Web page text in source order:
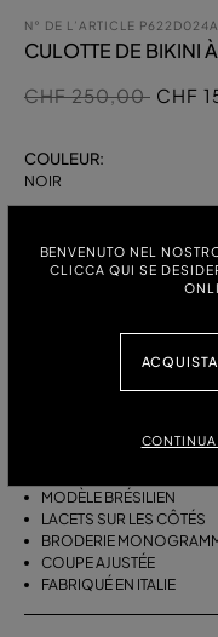
BENVENUTO NEL
CLICCA QUI SE
N° DE L’ARTICLE
CULOTTE DE BIKINI
Prix réduit de
CHF 250,00àCHF
COULEUR:
NOIR
M
MONOGRAMME B EN
MODÈLE BRÉSILIEN
LACETS SUR LES CÔTÉS
BRODERIE
COUPE AJUSTÉE
FABRIQUÉ EN ITALIE